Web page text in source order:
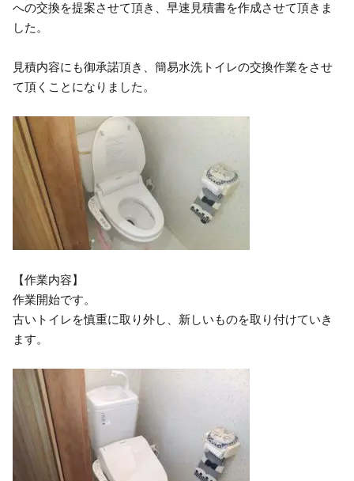
への交換を提案させて頂き、早速見積書を作成させて頂きま
した。
見積内容にも御承諾頂き、簡易水洗トイレの交換作業をさせ
て頂くことになりました。
【作業内容】
作業開始です。
古いトイレを慎重に取り外し、新しいものを取り付けていき
ます。